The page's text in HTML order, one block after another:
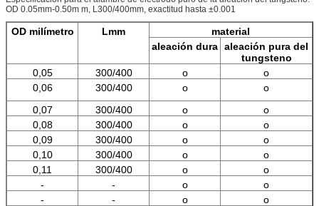
OD 0.05mm-0.50m m, L300/400mm, exactitud hasta ±0.001
OD milímetro Lmm
material
aleación dura aleación pura del
tungsteno
0,05
300/400 o
o
0,06
300/400 o
o
0,07
300/400 o
o
0,08
300/400 o
o
0,09
300/400 o
o
0,10
300/400 o
o
0,11
300/400 o
o
-
- o
o
-
- o
o